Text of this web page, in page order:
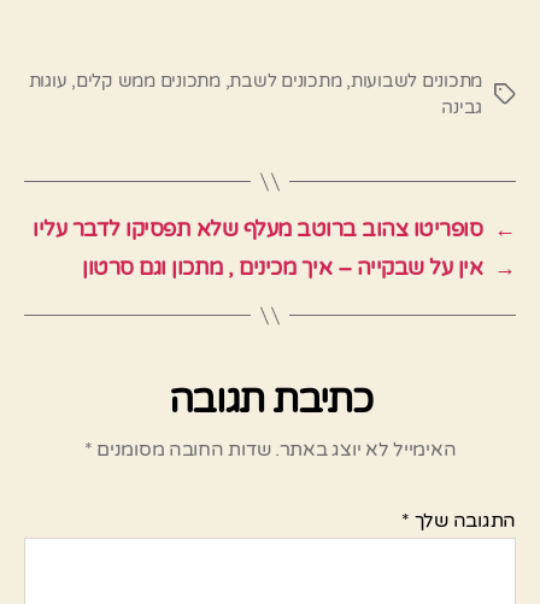
תגיות
מתכונים לשבועות,מתכונים לשבת,מתכונים ממש קלים, עוגות
גבינה
← סופריטו צהוב ברוטב מעלף שלא תפסיקו לדבר עליו
→ אין על שבקייה – איך מכינים , מתכון וגם סרטון
כתיבת תגובה
האימייל לא יוצג באתר. שדות החובה מסומנים *
התגובה שלך *